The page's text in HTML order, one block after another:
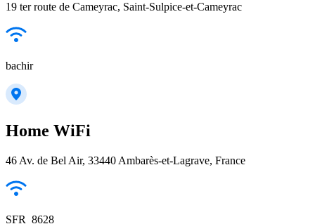
19 ter route de Cameyrac, Saint-Sulpice-et-Cameyrac
bachir
Home WiFi
46 Av. de Bel Air, 33440 Ambarès-et-Lagrave, France
SFR_8628